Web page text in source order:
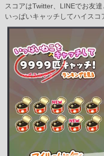
スコアはTwitter、LINEでお友
いっぱいキャッチしてハイスコ